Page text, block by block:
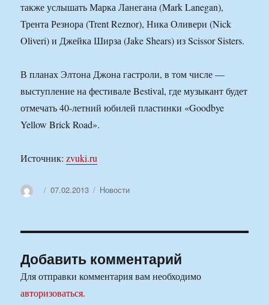
также услышать Марка Ланегана (Mark Lanegan),
Трента Резнора (Trent Reznor), Ника Оливери (Nick
Oliveri) и Джейка Ширза (Jake Shears) из Scissor Sisters.
В планах Элтона Джона гастроли, в том числе —
выступление на фестивале Bestival, где музыкант будет
отмечать 40-летний юбилей пластинки «Goodbye
Yellow Brick Road».
Источник:zvuki.ru
АвторОпубликовано
07.02.2013 Рубрики
Новости
Добавить комментарий
Для отправки комментария вам необходимо
авторизоваться.